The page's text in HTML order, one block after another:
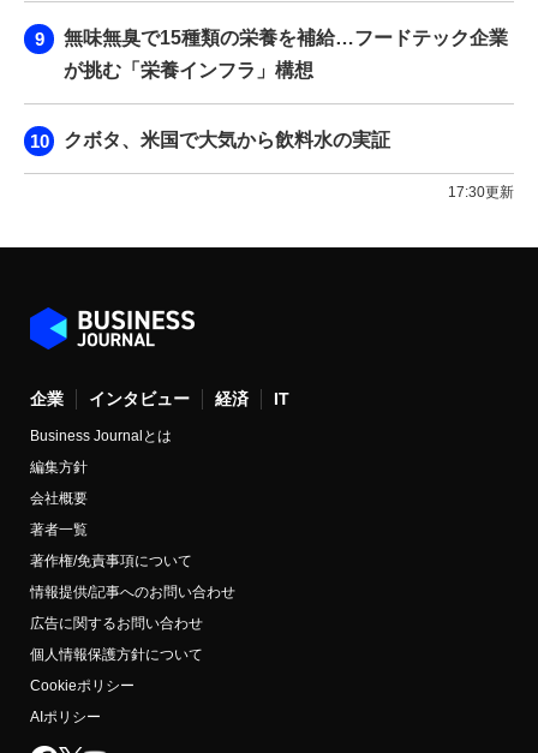
無味無臭で15種類の栄養を補給…フードテック企業
が挑む「栄養インフラ」構想
クボタ、米国で大気から飲料水の実証
17:30更新
企業 インタビュー 経済 IT
Business Journalとは
編集方針
会社概要
著者一覧
著作権/免責事項について
情報提供/記事へのお問い合わせ
広告に関するお問い合わせ
個人情報保護方針について
Cookieポリシー
AIポリシー